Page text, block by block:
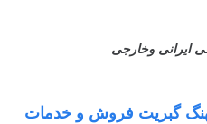
ایرانی وخارجی
گبریت فروش و خدمات